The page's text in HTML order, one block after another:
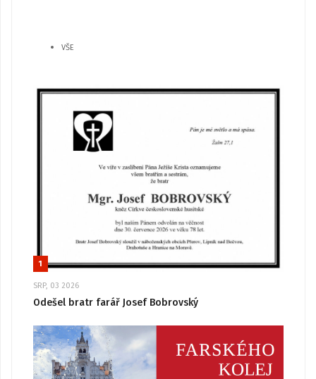
VŠE
1
SRP, 03 2026
Odešel bratr farář Josef Bobrovský